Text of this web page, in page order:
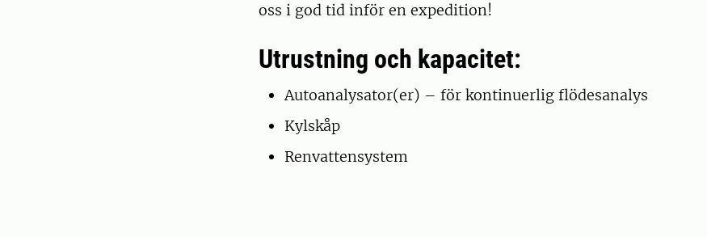
oss i god tid inför en expedition!
Utrustning och kapacitet:
Autoanalysator(er) – för kontinuerlig flödesanalys
Kylskåp
Renvattensystem